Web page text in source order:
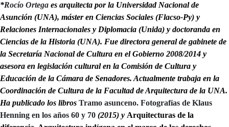
*Rocío Ortega es arquitecta por la Universidad Nacional de
Asunción (UNA), máster en Ciencias Sociales (Flacso-Py) y
Relaciones Internacionales y Diplomacia (Unida) y doctoranda en
Ciencias de la Historia (UNA). Fue directora general de gabinete de
la Secretaría Nacional de Cultura en el Gobierno 2008/2014 y
asesora en legislación cultural en la Comisión de Cultura y
Educación de la Cámara de Senadores. Actualmente trabaja en la
Coordinación de Cultura de la Facultad de Arquitectura de la UNA.
Ha publicado los libros Tramo asunceno. Fotografías de Klaus
Henning en los años 60 y 70 (2015) y Arquitecturas de la